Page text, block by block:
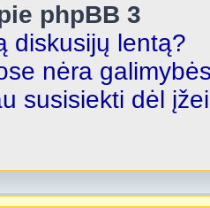
phpBB 3
diskusijų lentą?
nėra
susisiekti dėl